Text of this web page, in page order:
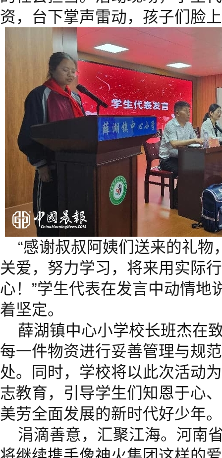
资，台下掌声雷动，孩子们脸
“感谢叔叔阿姨们送来的礼
关爱，努力学习，将来用实际
心！”学生代表在发言中动情地
着坚定。
薛湖镇中心小学校长班杰在
每一件物资进行妥善管理与规
处。同时，学校将以此次活动
志教育，引导学生们知恩于心
美劳全面发展的新时代好少年。
涓滴善意，汇聚江海。河南